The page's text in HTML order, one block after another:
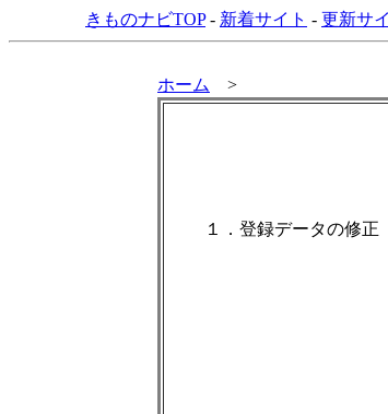
きものナビTOP- 新着サイト - 更新サ
ホーム >
１．登録データの修正